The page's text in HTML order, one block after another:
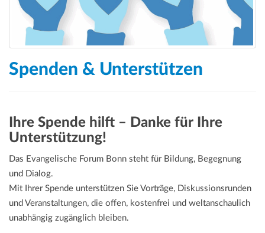
Spenden & Unterstützen
Ihre Spende hilft – Danke für Ihre
Unterstützung!
Das Evangelische Forum Bonn steht für Bildung, Begegnung
und Dialog.
Mit Ihrer Spende unterstützen Sie Vorträge, Diskussionsrunden
und Veranstaltungen, die offen, kostenfrei und weltanschaulich
unabhängig zugänglich bleiben.